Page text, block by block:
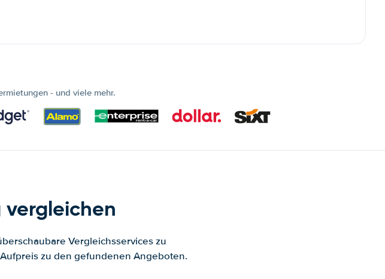
- und viele mehr.
Vergleichsservices zu
zu den gefundenen Angeboten.